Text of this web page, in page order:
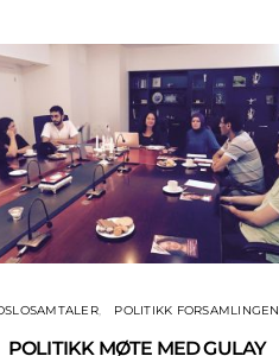
POLITIKK FORSAMLINGEN
POLITIKK MØTE MED GULAY